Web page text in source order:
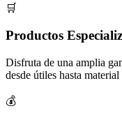
🛒
Productos
Disfruta de una amplia
desde útiles hasta
💰